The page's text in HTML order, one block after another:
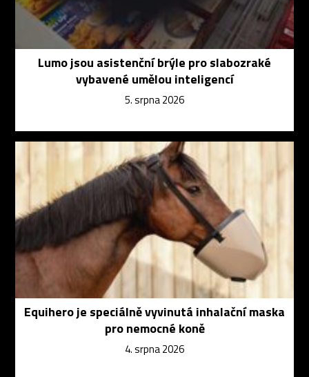
Lumo jsou asistenční brýle pro slabozraké
vybavené umělou inteligencí
5. srpna 2026
Equihero je speciálně vyvinutá inhalační maska
pro nemocné koně
4. srpna 2026